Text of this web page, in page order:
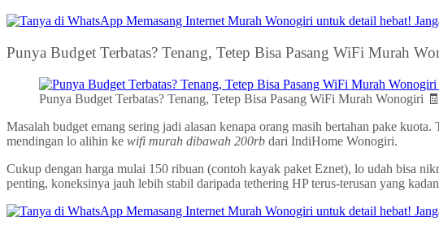
Punya Budget Terbatas? Tenang, Tetep Bisa Pasang WiFi Murah
Punya Budget Terbatas? Tenang, Tetep Bisa Pasang WiFi Murah Wonogiri 🧾
Masalah budget emang sering jadi alasan kenapa orang masih bertahan pake
mendingan lo alihin ke wifi murah dibawah 200rb dari IndiHome Wonogiri.
Cukup dengan harga mulai 150 ribuan (contoh kayak paket Eznet), lo udah bisa
penting, koneksinya jauh lebih stabil daripada tethering HP terus-terusan yang